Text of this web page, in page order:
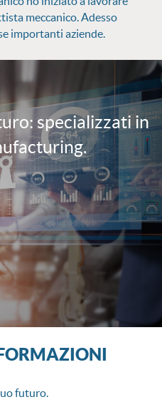
meccanico. Adesso
importanti aziende.
specializzati in
futuro.